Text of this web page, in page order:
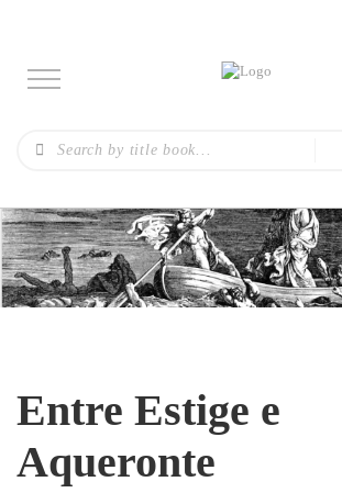
Entre Estige e
Aqueronte